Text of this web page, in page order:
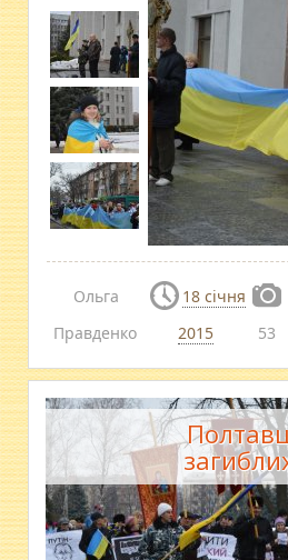
Ольга
Правденко
18 січня
2015
53